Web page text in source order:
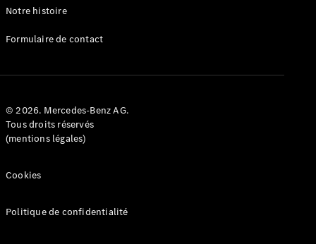
véhicule
neuf en
stock
eSprinter
Fourgon
Notre histoire
Formulaire de contact
© 2026. Mercedes-Benz AG.
Tous droits réservés
(mentions légales)
Cookies
Politique de confidentialité